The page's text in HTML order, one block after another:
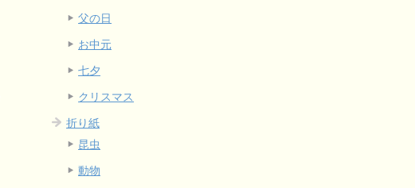
父の日
お中元
七夕
クリスマス
折り紙
昆虫
動物